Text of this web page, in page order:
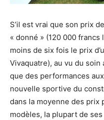
S’il est vrai que son prix
« donné » (120 000
moins de six fois le prix
Vivaquatre), au vu du
que des performances
nouvelle sportive du
dans la moyenne des prix
modèles, la plupart de ses